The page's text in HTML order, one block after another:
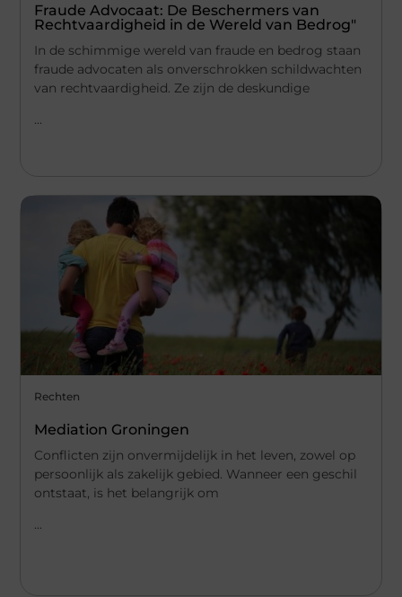
Fraude Advocaat: De Beschermers van
Rechtvaardigheid in de Wereld van Bedrog"
In de schimmige wereld van fraude en bedrog staan
fraude advocaten als onverschrokken schildwachten
van rechtvaardigheid. Ze zijn de deskundige
...
Rechten
Mediation Groningen
Conflicten zijn onvermijdelijk in het leven, zowel op
persoonlijk als zakelijk gebied. Wanneer een geschil
ontstaat, is het belangrijk om
...